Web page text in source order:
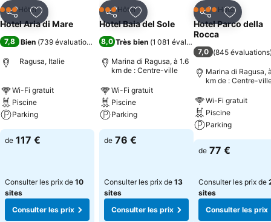
de l'environnement, l' hôtel a été construit en tenant compte des
critères d' économie d'énergie. L'installation est équipée de
panneaux photovoltaïques pour limiter les émissions de CO2 . Les
chambres , ainsi que les espaces communs, sont équipés de
matériel en braille pour permettre à quiconque l'accès aux services
et la liberté de mouvement dans l'environnement.
PartagerAjouter à mes favoris
3 ÉtoilesHôtel
Hotel Aria di Mare
7,8 Bien (739 évaluations
Ragusa, Italie
Wi-Fi gratuit
Piscine
Parking
de 117 €
Consulter les prix de 10
sites
Consulter les prix
PartagerAjouter à mes favoris
3 ÉtoilesHôtel
Hotel Baia del Sole
8,0 Très bien (1 081 évaluations
Marina di Ragusa, à 1.6
km de : Centre-ville
Wi-Fi gratuit
Piscine
Parking
de 76 €
Consulter les prix de 13
sites
Consulter les prix
PartagerAjouter
4 ÉtoilesHôtel
Hotel Parco della
Rocca
7,0 (845 évaluations
Marina di Ragusa,
km de : Centre-
Wi-Fi gratuit
Piscine
Parking
de 77 €
Consulter les prix de
sites
Consulter les prix